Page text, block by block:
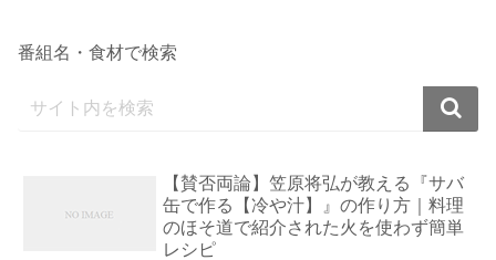
番組名・食材で検索
【賛否両論】笠原将弘が教える『サバ
缶で作る【冷や汁】』の作り方｜料理
のほそ道で紹介された火を使わず簡単
レシピ